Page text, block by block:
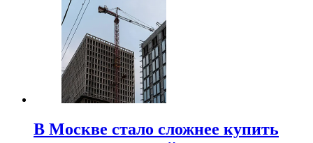
В Москве стало сложнее купить